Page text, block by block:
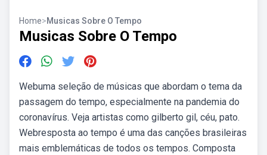
Home>Musicas Sobre O Tempo
Musicas Sobre O Tempo
Webuma seleção de músicas que abordam o tema da
passagem do tempo, especialmente na pandemia do
coronavírus. Veja artistas como gilberto gil, céu, pato.
Webresposta ao tempo é uma das canções brasileiras
mais emblemáticas de todos os tempos. Composta